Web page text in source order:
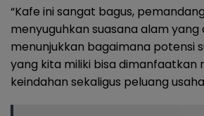
“Kafe ini sangat bagus,
menyuguhkan suasana alam yang
menunjukkan bagaimana potensi
yang kita miliki bisa dimanfaatkan
keindahan sekaligus peluang